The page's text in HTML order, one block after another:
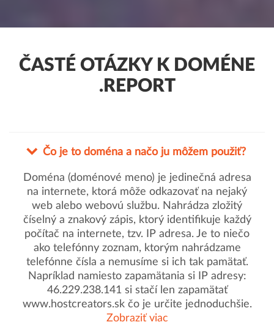
ČASTÉ OTÁZKY K DOMÉNE
.REPORT
Čo je to doména a načo ju môžem použiť?
Doména (doménové meno) je jedinečná adresa
na internete, ktorá môže odkazovať na nejaký
web alebo webovú službu. Nahrádza zložitý
číselný a znakový zápis, ktorý identifikuje každý
počítač na internete, tzv. IP adresa. Je to niečo
ako telefónny zoznam, ktorým nahrádzame
telefónne čísla a nemusíme si ich tak pamätať.
Napríklad namiesto zapamätania si IP adresy:
46.229.238.141 si stačí len zapamätať
www.hostcreators.sk čo je určite jednoduchšie.
Zobraziť viac